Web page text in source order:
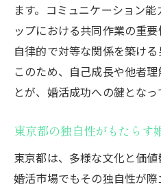
ます。コミュニケーション
ップにおける共同作業の重
自律的で対等な関係を築ける
このため、自己成長や他者
とが、婚活成功への鍵となっ
東京都の独自性がもたらす
東京都は、多様な文化と価値
婚活市場でもその独自性が際